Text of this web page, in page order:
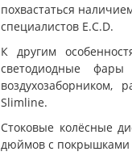
похвастаться
специалистов E.C.D.
К другим
светодиодные
Slimline.
Стоковые колёсные
дюймов с покрышками